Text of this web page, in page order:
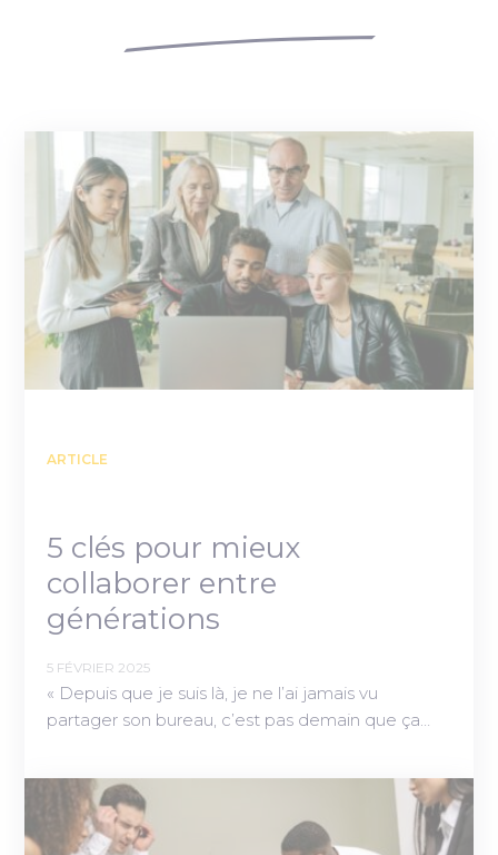
ARTICLE
5 clés pour mieux
collaborer entre
générations
5 FÉVRIER 2025
« Depuis que je suis là, je ne l’ai jamais vu
partager son bureau, c’est pas demain que ça…